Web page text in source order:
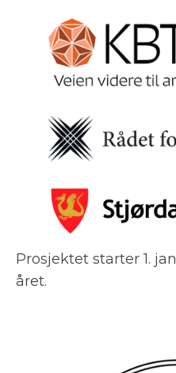
Prosjektet starter 1.
året.